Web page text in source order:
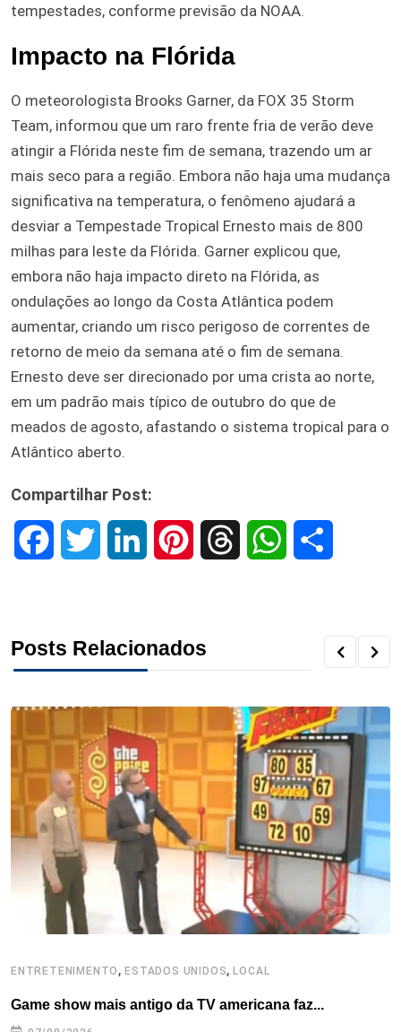
tempestades, conforme previsão da NOAA.
Impacto na Flórida
O meteorologista Brooks Garner, da FOX 35 Storm
Team, informou que um raro frente fria de verão deve
atingir a Flórida neste fim de semana, trazendo um ar
mais seco para a região. Embora não haja uma mudança
significativa na temperatura, o fenômeno ajudará a
desviar a Tempestade Tropical Ernesto mais de 800
milhas para leste da Flórida. Garner explicou que,
embora não haja impacto direto na Flórida, as
ondulações ao longo da Costa Atlântica podem
aumentar, criando um risco perigoso de correntes de
retorno de meio da semana até o fim de semana.
Ernesto deve ser direcionado por uma crista ao norte,
em um padrão mais típico de outubro do que de
meados de agosto, afastando o sistema tropical para o
Atlântico aberto.
Compartilhar Post:
e
o
o
k
t
e
r
k
d
I
n
t
r
e
s
t
d A
p
Posts Relacionados
ENTRETENIMENTO ,ESTADOS UNIDOS,LOCAL
Game show mais antigo da TV americana faz...